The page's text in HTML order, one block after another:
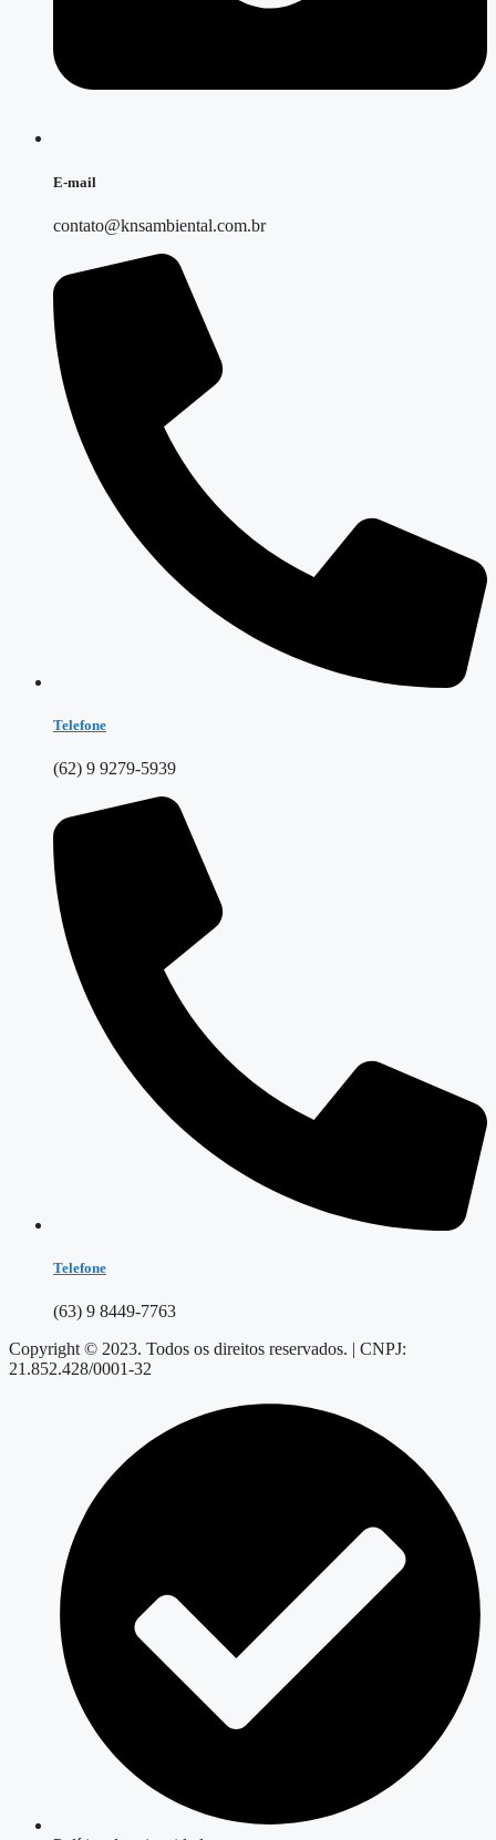
E-mail
contato@knsambiental.com.br
Telefone
(62) 9 9279-5939
Telefone
(63) 9 8449-7763
Copyright © 2023. Todos os direitos reservados. | CNPJ:
21.852.428/0001-32